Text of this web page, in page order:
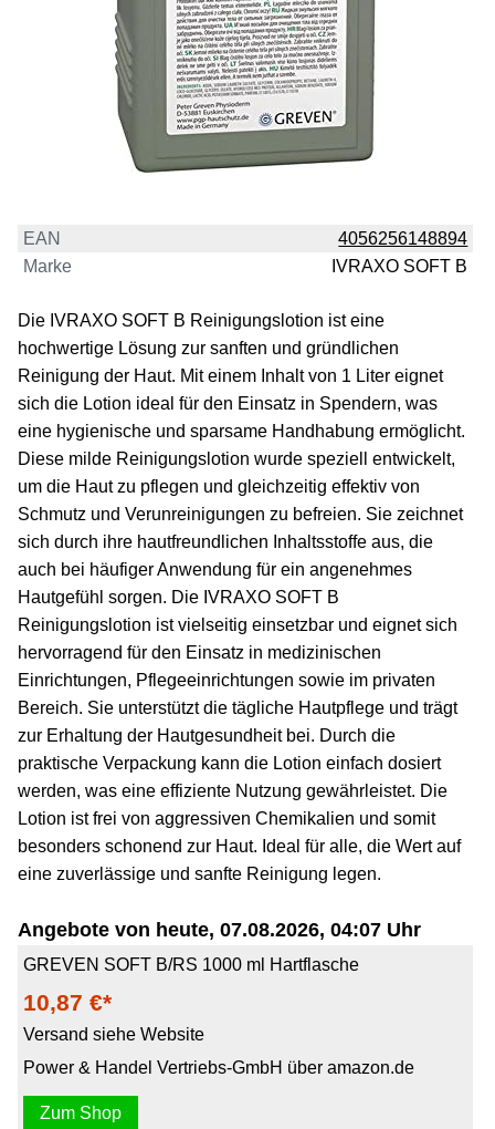
EAN
4056256148894
Marke
IVRAXO SOFT B
Die IVRAXO SOFT B Reinigungslotion ist eine
hochwertige Lösung zur sanften und gründlichen
Reinigung der Haut. Mit einem Inhalt von 1 Liter eignet
sich die Lotion ideal für den Einsatz in Spendern, was
eine hygienische und sparsame Handhabung ermöglicht.
Diese milde Reinigungslotion wurde speziell entwickelt,
um die Haut zu pflegen und gleichzeitig effektiv von
Schmutz und Verunreinigungen zu befreien. Sie zeichnet
sich durch ihre hautfreundlichen Inhaltsstoffe aus, die
auch bei häufiger Anwendung für ein angenehmes
Hautgefühl sorgen. Die IVRAXO SOFT B
Reinigungslotion ist vielseitig einsetzbar und eignet sich
hervorragend für den Einsatz in medizinischen
Einrichtungen, Pflegeeinrichtungen sowie im privaten
Bereich. Sie unterstützt die tägliche Hautpflege und trägt
zur Erhaltung der Hautgesundheit bei. Durch die
praktische Verpackung kann die Lotion einfach dosiert
werden, was eine effiziente Nutzung gewährleistet. Die
Lotion ist frei von aggressiven Chemikalien und somit
besonders schonend zur Haut. Ideal für alle, die Wert auf
eine zuverlässige und sanfte Reinigung legen.
Angebote von heute, 07.08.2026, 04:07 Uhr
GREVEN SOFT B/RS 1000 ml Hartflasche
10,87 €*
Versand siehe Website
Power & Handel Vertriebs-GmbH über amazon.de
Zum Shop